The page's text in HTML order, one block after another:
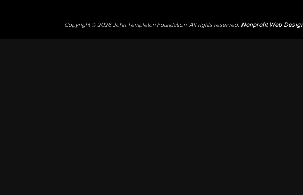
Copyright © 2026 John Templeton Foundation. All rights reserved. Nonprofit Web